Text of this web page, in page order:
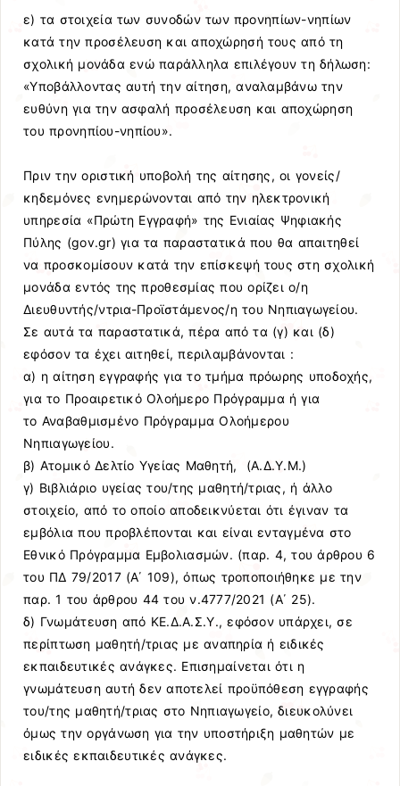
ε) τα στοιχεία των συνοδών των προνηπίων-νηπίων
κατά την προσέλευση και αποχώρησή τους από τη
σχολική μονάδα ενώ παράλληλα επιλέγουν τη δήλωση:
«Υποβάλλοντας αυτή την αίτηση, αναλαμβάνω την
ευθύνη για την ασφαλή προσέλευση και αποχώρηση
του προνηπίου-νηπίου».
Πριν την οριστική υποβολή της αίτησης, οι γονείς/
κηδεμόνες ενημερώνονται από την ηλεκτρονική
υπηρεσία «Πρώτη Εγγραφή» της Ενιαίας Ψηφιακής
Πύλης (gov.gr) για τα παραστατικά που θα απαιτηθεί
να προσκομίσουν κατά την επίσκεψή τους στη σχολική
μονάδα εντός της προθεσμίας που ορίζει ο/η
Διευθυντής/ντρια-Προϊστάμενος/η του Νηπιαγωγείου.
Σε αυτά τα παραστατικά, πέρα από τα (γ) και (δ)
εφόσον τα έχει αιτηθεί, περιλαμβάνονται :
α) η αίτηση εγγραφής για το τμήμα πρόωρης υποδοχής,
για το Προαιρετικό Ολοήμερο Πρόγραμμα ή για
το Αναβαθμισμένο Πρόγραμμα Ολοήμερου
Νηπιαγωγείου.
β) Ατομικό Δελτίο Υγείας Μαθητή, (Α.Δ.Υ.Μ.)
γ) Βιβλιάριο υγείας του/της μαθητή/τριας, ή άλλο
στοιχείο, από το οποίο αποδεικνύεται ότι έγιναν τα
εμβόλια που προβλέπονται και είναι ενταγμένα στο
Εθνικό Πρόγραμμα Εμβολιασμών. (παρ. 4, του άρθρου 6
του ΠΔ 79/2017 (Α΄ 109), όπως τροποποιήθηκε με την
παρ. 1 του άρθρου 44 του ν.4777/2021 (Α΄ 25).
δ) Γνωμάτευση από ΚΕ.Δ.Α.Σ.Υ., εφόσον υπάρχει, σε
περίπτωση μαθητή/τριας με αναπηρία ή ειδικές
εκπαιδευτικές ανάγκες. Επισημαίνεται ότι η
γνωμάτευση αυτή δεν αποτελεί προϋπόθεση εγγραφής
του/της μαθητή/τριας στο Νηπιαγωγείο, διευκολύνει
όμως την οργάνωση για την υποστήριξη μαθητών με
ειδικές εκπαιδευτικές ανάγκες.